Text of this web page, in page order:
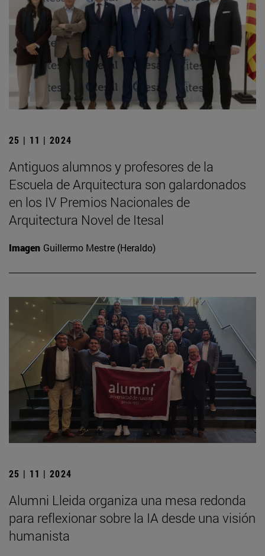
25 | 11 | 2024
Antiguos alumnos y profesores de la
Escuela de Arquitectura son galardonados
en los IV Premios Nacionales de
Arquitectura Novel de Itesal
Imagen Guillermo Mestre (Heraldo)
25 | 11 | 2024
Alumni Lleida organiza una mesa redonda
para reflexionar sobre la IA desde una visión
humanista